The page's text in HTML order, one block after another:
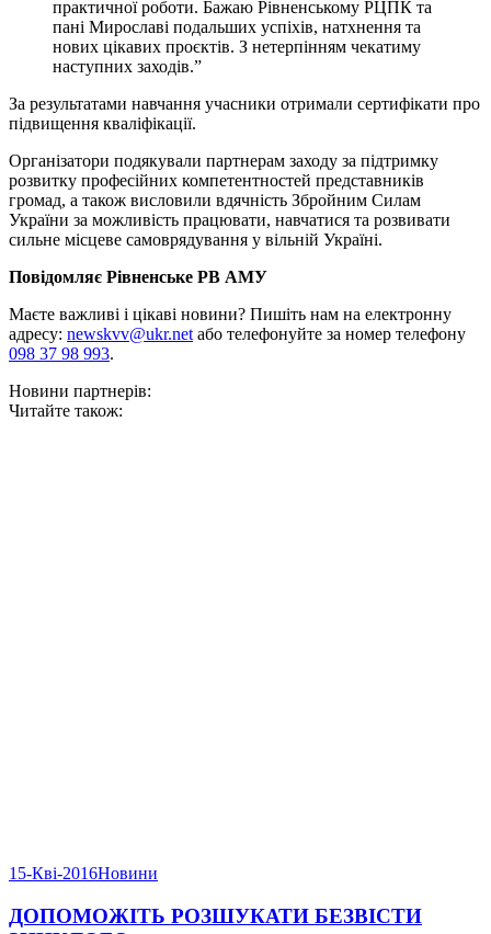
практичної роботи. Бажаю Рівненському РЦПК та
пані Мирославі подальших успіхів, натхнення та
нових цікавих проєктів. З нетерпінням чекатиму
наступних заходів.”
За результатами навчання учасники отримали сертифікати про
підвищення кваліфікації.
Організатори подякували партнерам заходу за підтримку
розвитку професійних компетентностей представників
громад, а також висловили вдячність Збройним Силам
України за можливість працювати, навчатися та розвивати
сильне місцеве самоврядування у вільній Україні.
Повідомляє Рівненське РВ АМУ
Маєте важливі і цікаві новини? Пишіть нам на електронну
адресу: newskvv@ukr.netабо телефонуйте за номер телефону
098 37 98 993.
Новини партнерів:
Читайте також:
15-Кві-2016Новини
ДОПОМОЖІТЬ РОЗШУКАТИ БЕЗВІСТИ